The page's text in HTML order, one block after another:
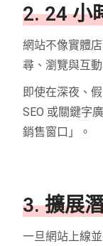
2. 24 小
網站不像實體
尋、瀏覽與互動
即使在深夜、
SEO 或關鍵字
銷售窗口」。
3. 擴展
一旦網站上線